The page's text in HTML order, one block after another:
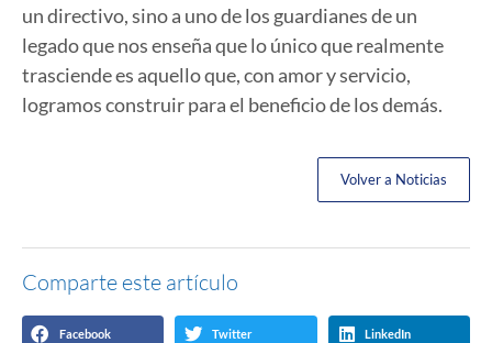
un directivo, sino a uno de los guardianes de un
legado que nos enseña que lo único que realmente
trasciende es aquello que, con amor y servicio,
logramos construir para el beneficio de los demás.
Volver a Noticias
Comparte este artículo
Facebook Twitter LinkedIn